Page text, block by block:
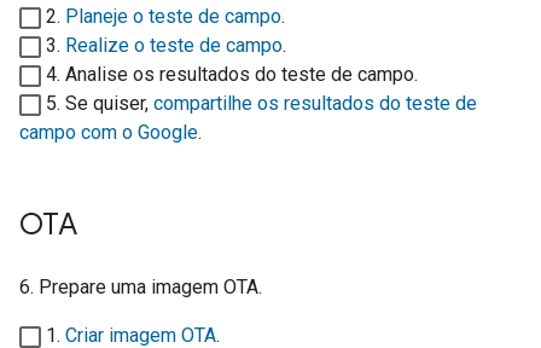
2. Planeje o teste de campo.
3. Realize o teste de campo.
4. Analise os resultados do teste de campo.
5. Se quiser, compartilhe os resultados do teste de
campo com o Google.
OTA
6. Prepare uma imagem OTA.
1. Criar imagem OTA.